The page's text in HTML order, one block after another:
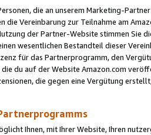
die an unserem Marketing-
die Vereinbarung zur Teilnahme am
der Partner-Website stimmen Sie
wesentlichen Bestandteil dieser
für das Partnerprogramm, den
du auf der Website Amazon.com
die gegen eine Vergütung
Ihnen, mit Ihrer Website, Ihren